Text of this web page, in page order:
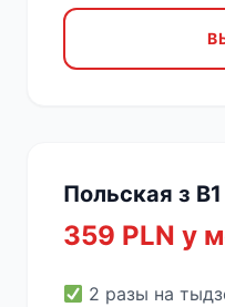
Польская з
359 PLN у
2 разы на